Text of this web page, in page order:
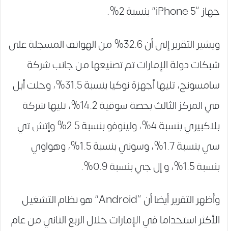
جهاز “iPhone 5” بنسبة 2%.
ويشير التقرير إلى أن 32.6% من الهواتف المسجلة على
شبكات دولة الإمارات تم تصنيعها من جانب شركة
سامسونج، تليها أجهزة نوكيا بنسبة 31.5%، وحلت أبل
في المركز الثالث بحصة سوقية 14.2%، تليها شركة
بلاكبيري بنسبة 4%، ولينوفو بنسبة 2.5% وإتش تي
سي بنسبة 1.7%، وسوني بنسبة 1.5%، وهواوي
بنسبة 1.5%، و إل جي بنسبة 0.9%.
وأظهر التقرير أيضا أن “Android” هو نظام التشغيل
الأكثر استخداما في الإمارات خلال الربع الثاني من عام